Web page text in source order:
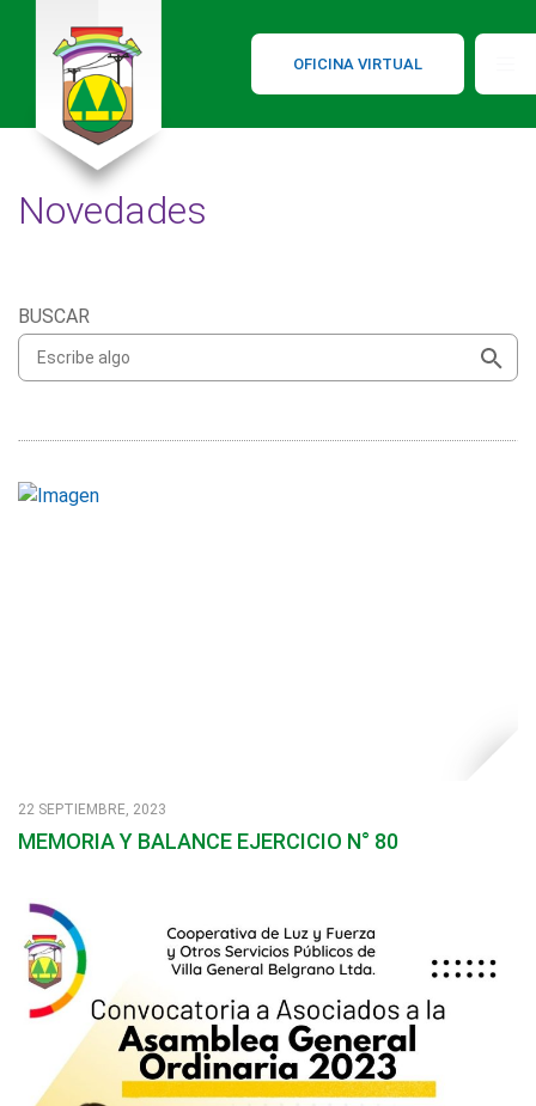
OFICINA VIRTUAL
Novedades
BUSCAR
22 SEPTIEMBRE, 2023
MEMORIA Y BALANCE EJERCICIO N° 80